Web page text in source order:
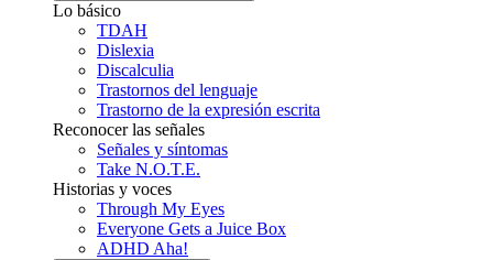
Lo básico
TDAH
Dislexia
Discalculia
Trastornos del lenguaje
Trastorno de la expresión escrita
Reconocer las señales
Señales y síntomas
Take N.O.T.E.
Historias y voces
Through My Eyes
Everyone Gets a Juice Box
ADHD Aha!